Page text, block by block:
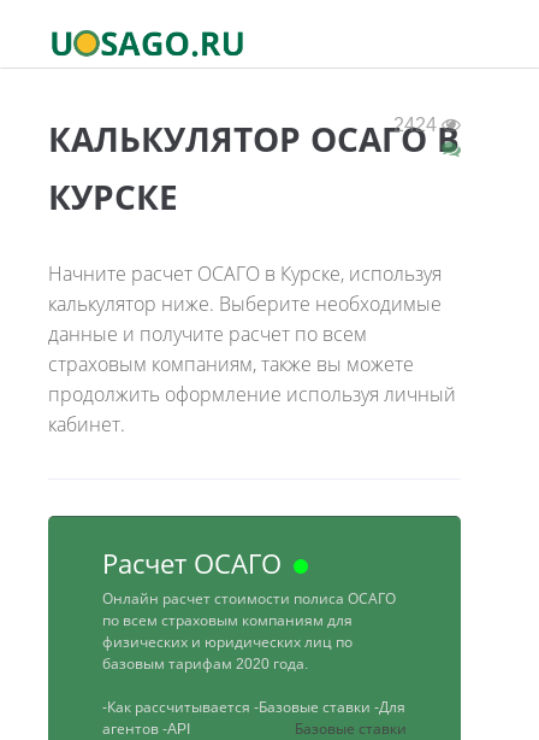
КАЛЬКУЛЯТОР ОСАГО В
КУРСКЕ
2424
Начните расчет ОСАГО в Курске, используя
калькулятор ниже. Выберите необходимые
данные и получите расчет по всем
страховым компаниям, также вы можете
продолжить оформление используя личный
кабинет.
Расчет ОСАГО
Онлайн расчет стоимости полиса ОСАГО
по всем страховым компаниям для
физических и юридических лиц по
базовым тарифам 2020 года.
-Как рассчитывается -Базовые ставки -Для
агентов-API Базовые ставки